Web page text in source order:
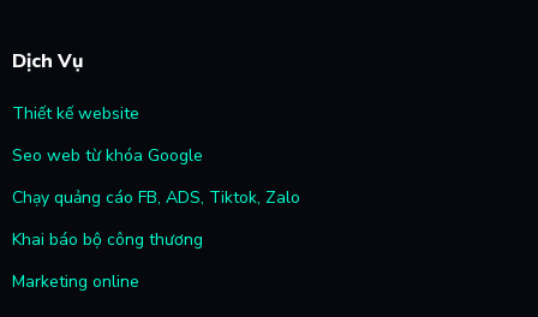
Dịch Vụ
Thiết kế website
Seo web từ khóa Google
Chạy quảng cáo FB, ADS, Tiktok, Zalo
Khai báo bộ công thương
Marketing online